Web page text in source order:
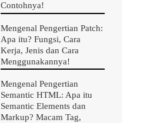
Contohnya!
Mengenal Pengertian Patch:
Apa itu? Fungsi, Cara
Kerja, Jenis dan Cara
Menggunakannya!
Mengenal Pengertian
Semantic HTML: Apa itu
Semantic Elements dan
Markup? Macam Tag,